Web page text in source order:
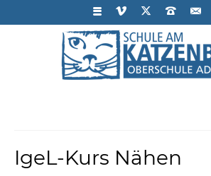
IgeL-Kurs Nähen